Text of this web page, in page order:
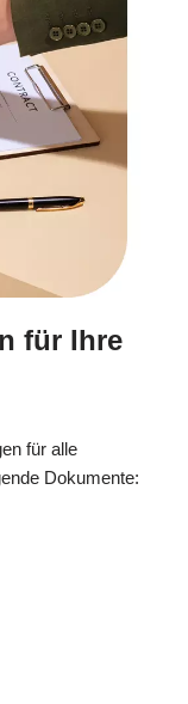
für Ihre
für alle
Dokumente: